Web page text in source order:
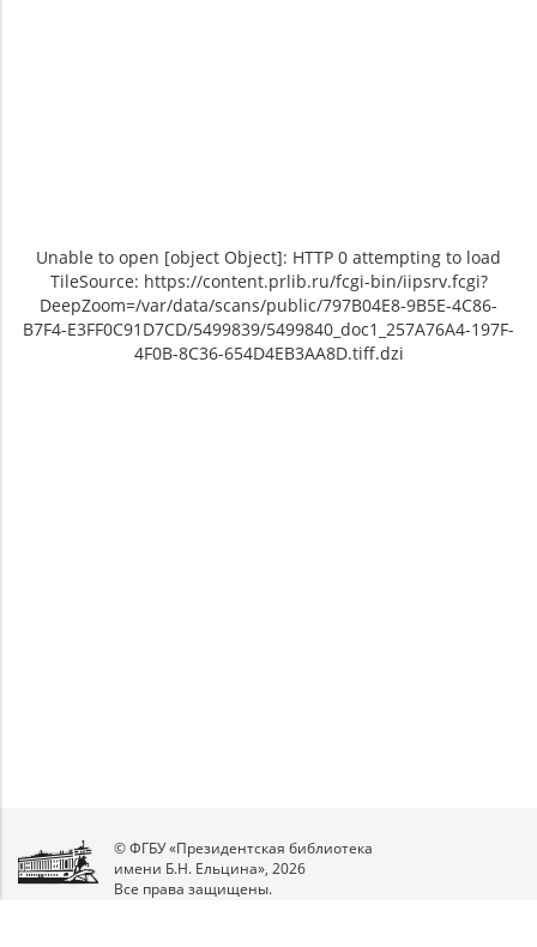
Unable to open [object Object]: HTTP 0 attempting to load
TileSource: https://content.prlib.ru/fcgi-bin/iipsrv.fcgi?
DeepZoom=/var/data/scans/public/797B04E8-9B5E-4C86-
B7F4-E3FF0C91D7CD/5499839/5499840_doc1_257A76A4-197F-
4F0B-8C36-654D4EB3AA8D.tiff.dzi
© ФГБУ «Президентская библиотека
имени Б.Н. Ельцина», 2026
Все права защищены.